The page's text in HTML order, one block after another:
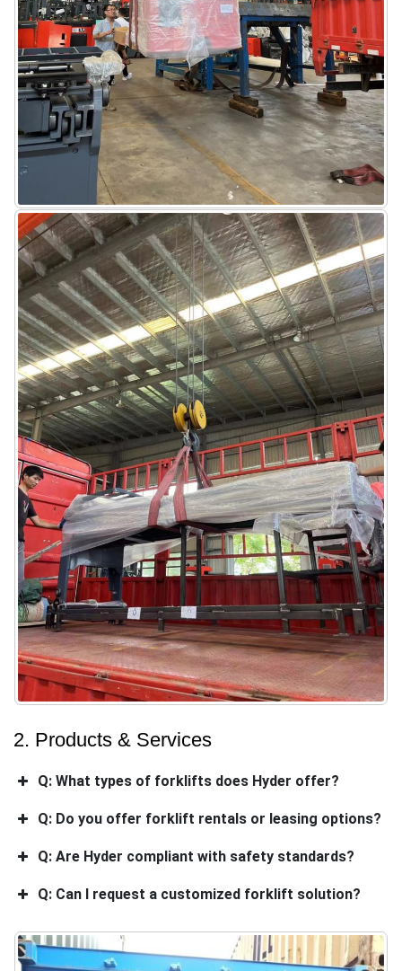
2. Products & Services
Q: What types of forklifts does Hyder offer?
Q: Do you offer forklift rentals or leasing options?
Q: Are Hyder compliant with safety standards?
Q: Can I request a customized forklift solution?